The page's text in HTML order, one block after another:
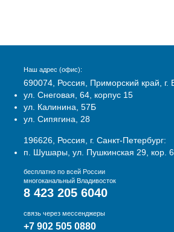
Наш адрес (офис):
690074, Россия, Приморский край, г.
ул. Снеговая, 64, корпус 15
ул. Калинина, 57Б
ул. Сипягина, 28
196626, Россия, г. Санкт-Петербург:
п. Шушары, ул. Пушкинская 29, кор.
бесплатно по всей России
многоканальный Владивосток
8 423 205 6040
связь через мессенджеры
+7 902 505 0880